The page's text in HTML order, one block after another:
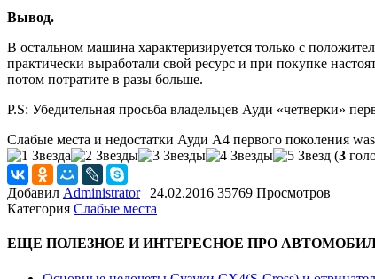
Вывод.
В остальном машина характеризируется только с
практически выработали свой ресурс и при покупке
потом потратите в разы больше.
P.S: Убедительная просьба владельцев Ауди «четверки»
Слабые места и недостатки Ауди А4 первого поколения
(3
Добавил Administrator | 24.02.2016 35769 Просмотров
Категория Слабые места
ЕЩЕ ПОЛЕЗНОЕ И ИНТЕРЕСНОЕ ПРО